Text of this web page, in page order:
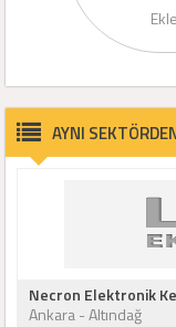
AYNI
Necron Elektronik
Ankara - Altındağ